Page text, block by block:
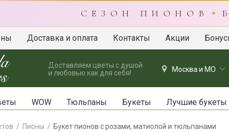
С Е З О Н П И О Н О В ✦
Доставка и оплата Контакты Акции
Доставляем цветы с душой
и любовью как для себя!
Москва и МО
WOW Тюльпаны Букеты Лучшие букеты
Пионы Букет пионов с розами, матиолой и тюльпанами